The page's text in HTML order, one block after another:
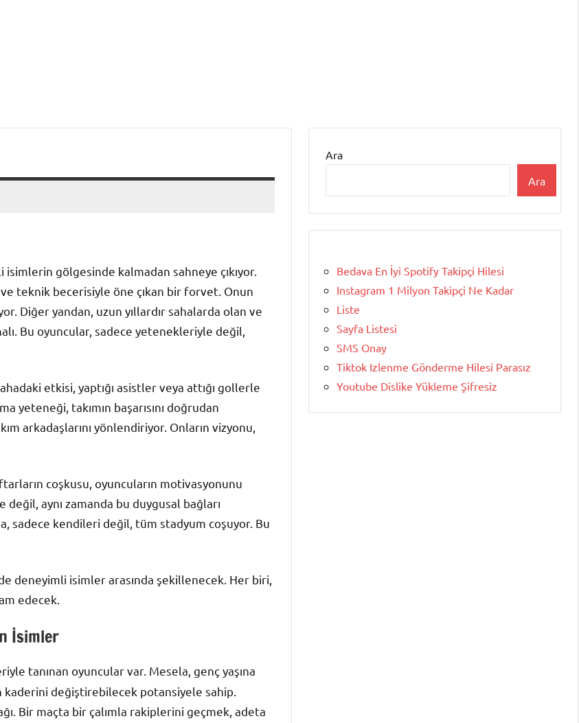
gölgesinde kalmadan sahneye çıkıyor.
teknik becerisiyle öne çıkan bir forvet. Onun
Diğer yandan, uzun yıllardır sahalarda olan ve
Bu oyuncular, sadece yetenekleriyle değil,
etkisi, yaptığı asistler veya attığı gollerle
yeteneği, takımın başarısını doğrudan
arkadaşlarını yönlendiriyor. Onların vizyonu,
coşkusu, oyuncuların motivasyonunu
aynı zamanda bu duygusal bağları
sadece kendileri değil, tüm stadyum coşuyor. Bu
deneyimli isimler arasında şekillenecek. Her biri,
edecek.
İsimler
tanınan oyuncular var. Mesela, genç yaşına
kaderini değiştirebilecek potansiyele sahip.
Bir maçta bir çalımla rakiplerini geçmek, adeta
Ara
Ara
Bedava En İyi Spotify Takipçi Hilesi
Instagram 1 Milyon Takipçi Ne Kadar
Liste
Sayfa Listesi
SMS Onay
Tiktok Izlenme Gönderme Hilesi Parasız
Youtube Dislike Yükleme Şifresiz